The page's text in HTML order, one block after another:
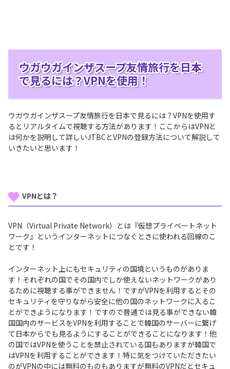
ウガウガインザスープ友情旅行を日本
で見るには？VPNを使用！
ウガウガインザスープ友情旅行を日本で見るには？VPNを使用す
るとリアルタイムで視聴する方法があります！ここからはVPNと
は何かを説明して詳しいJTBCとVPNの登録方法について解説して
いきたいと思います！
VPNとは？
VPN（Virtual Private Network）とは『仮想プライベートネット
ワーク』というインターネットにつなぐときに使われる回線のこ
とです！
インターネット上にもセキュリティの国境というものがありま
す！それぞれの国でその国内でしか使えないネットワークがあり
るために視聴する事ができません！ですがVPNを利用するとその
セキュリティを守りながら安全に他の国のネットワークに入るこ
とができようになります！ですので普通では見る事ができない韓
国国内のサービスをVPNを利用することで韓国のサーバーに繋げ
て日本からでも見るようにすることができることになります！他
の国ではVPNを使うことを禁止されている国もありますが韓国で
はVPNを利用することができます！特に気をつけていただきたい
のがVPNの中には無料のものもありますが無料のVPNだとセキュ